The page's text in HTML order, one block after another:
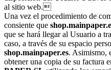
al sitio web.
Una vez el procedimiento de
consiente que
que se hará llegar al Usuario a
caso, a través de su espacio
shop.mainpaper.es. Asimismo,
obtener una copia de su factura